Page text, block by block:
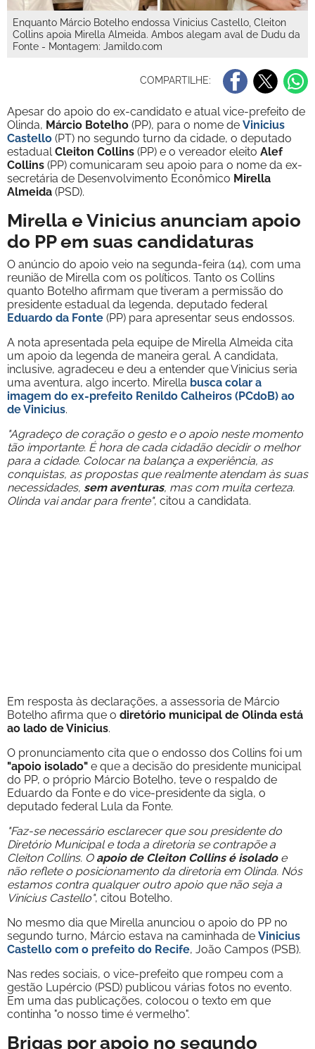
Enquanto Márcio Botelho endossa Vinicius Castello, Cleiton
Collins apoia Mirella Almeida. Ambos alegam aval de Dudu da
Fonte - Montagem: Jamildo.com
COMPARTILHE:
Apesar do apoio do ex-candidato e atual vice-prefeito de
Olinda, Márcio Botelho (PP), para o nome de Vinicius
Castello (PT) no segundo turno da cidade, o deputado
estadual Cleiton Collins (PP) e o vereador eleito Alef
Collins (PP) comunicaram seu apoio para o nome da ex-
secretária de Desenvolvimento Econômico Mirella
Almeida (PSD).
Mirella e Vinicius anunciam apoio
do PP em suas candidaturas
O anúncio do apoio veio na segunda-feira (14), com uma
reunião de Mirella com os políticos. Tanto os Collins
quanto Botelho afirmam que tiveram a permissão do
presidente estadual da legenda, deputado federal
Eduardo da Fonte (PP) para apresentar seus endossos.
A nota apresentada pela equipe de Mirella Almeida cita
um apoio da legenda de maneira geral. A candidata,
inclusive, agradeceu e deu a entender que Vinicius seria
uma aventura, algo incerto. Mirella busca colar a
imagem do ex-prefeito Renildo Calheiros (PCdoB) ao
de Vinicius.
"Agradeço de coração o gesto e o apoio neste momento
tão importante. É hora de cada cidadão decidir o melhor
para a cidade. Colocar na balança a experiência, as
conquistas, as propostas que realmente atendam às suas
necessidades, sem aventuras, mas com muita certeza.
Olinda vai andar para frente", citou a candidata.
Em resposta às declarações, a assessoria de Márcio
Botelho afirma que o diretório municipal de Olinda está
ao lado de Vinicius.
O pronunciamento cita que o endosso dos Collins foi um
"apoio isolado" e que a decisão do presidente municipal
do PP, o próprio Márcio Botelho, teve o respaldo de
Eduardo da Fonte e do vice-presidente da sigla, o
deputado federal Lula da Fonte.
"Faz-se necessário esclarecer que sou presidente do
Diretório Municipal e toda a diretoria se contrapõe a
Cleiton Collins. O apoio de Cleiton Collins é isoladoe
não reflete o posicionamento da diretoria em Olinda. Nós
estamos contra qualquer outro apoio que não seja a
Vinícius Castello", citou Botelho.
No mesmo dia que Mirella anunciou o apoio do PP no
segundo turno, Márcio estava na caminhada de Vinicius
Castello com o prefeito do Recife, João Campos (PSB).
Nas redes sociais, o vice-prefeito que rompeu com a
gestão Lupércio (PSD) publicou várias fotos no evento.
Em uma das publicações, colocou o texto em que
continha "o nosso time é vermelho".
Brigas por apoio no segundo